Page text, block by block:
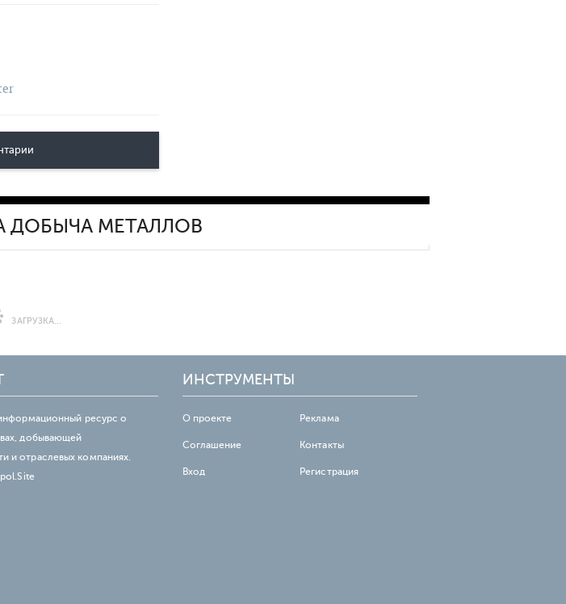
ДОБЫЧА МЕТАЛЛОВ
ЗАГРУЗКА...
ресурс о
добывающей
и отраслевых компаниях.
ИНСТРУМЕНТЫ
О проекте Реклама
Соглашение Контакты
Вход Регистрация